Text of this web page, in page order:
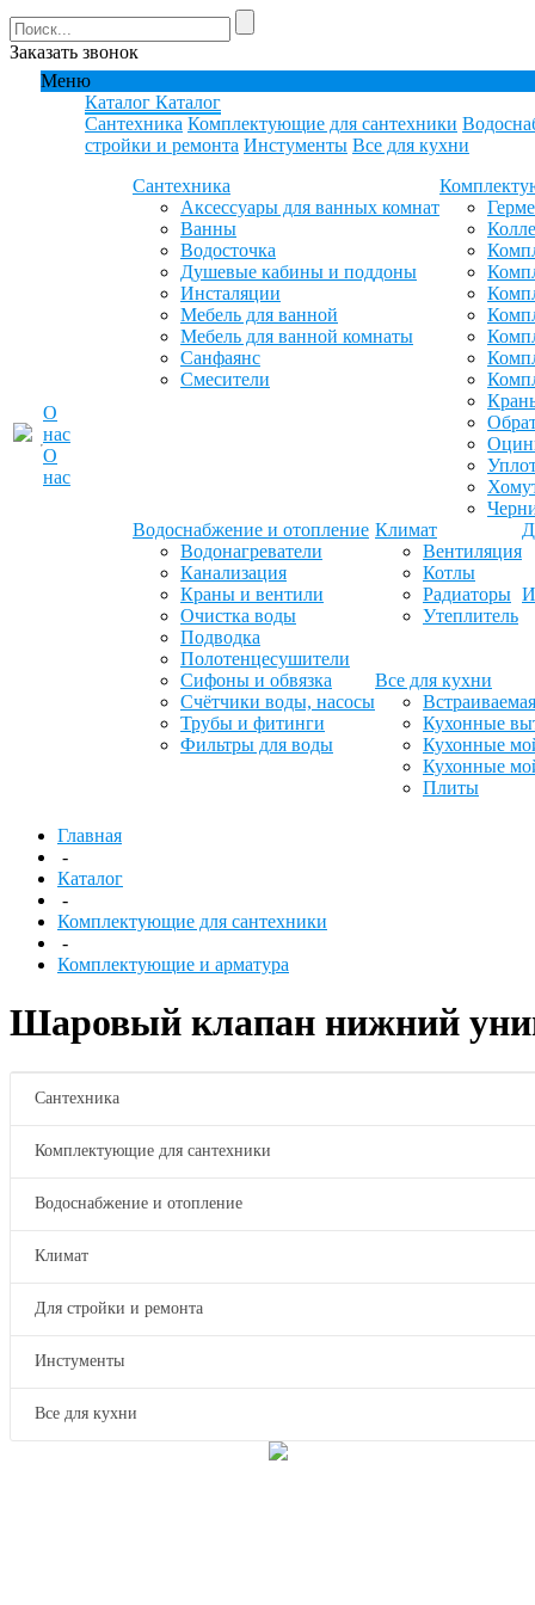
Заказать звонок
Меню
О
нас
О
нас
Каталог Каталог
Сантехника Комплектующие для сантехники
стройки и ремонта Инстументы Все для кухни
Сантехника
Аксессуары для ванных комнат
Ванны
Водосточка
Душевые кабины и поддоны
Инсталяции
Мебель для ванной
Мебель для ванной комнаты
Санфаянс
Смесители
Водоснабжение и отопление
Водонагреватели
Канализация
Краны и вентили
Очистка воды
Подводка
Полотенцесушители
Сифоны и обвязка
Счётчики воды, насосы
Трубы и фитинги
Фильтры для воды
Климат
Вентиляция
Котлы
Радиаторы
Утеплитель
Все для кухни
Кухонные
Кухонные
Кухонные
Плиты
Главная
-
Каталог
-
Комплектующие для сантехники
-
Комплектующие и арматура
Шаровый клапан нижний
Сантехника
Комплектующие для сантехники
Водоснабжение и отопление
Климат
Для стройки и ремонта
Инстументы
Все для кухни